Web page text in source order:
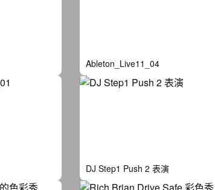
Ableton_Live11_04
DJ Step1 Push 2 表演